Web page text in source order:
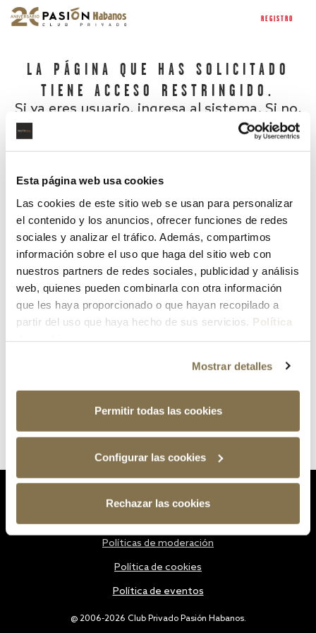
Esta página web usa cookies
Las cookies de este sitio web se usan para personalizar
el contenido y los anuncios, ofrecer funciones de redes
sociales y analizar el tráfico. Además, compartimos
información sobre el uso que haga del sitio web con
nuestros partners de redes sociales, publicidad y análisis
web, quienes pueden combinarla con otra información
que les haya proporcionado o que hayan recopilado a
partir del uso que haya hecho de sus servicios. Política
Mostrar detalles
Permitir todas las cookies
Configurar las cookies
Rechazar las cookies
REGISTRO
LA PÁGINA QUE HAS SOLICITADO
TIENE ACCESO RESTRINGIDO.
Si ya eres usuario, ingresa al sistema. Si no,
¿Has olvidado tu contraseña?
@ 2006-2026 Club Privado Pasión Habanos.
Políticas de moderación
Política de cookies
Política de eventos